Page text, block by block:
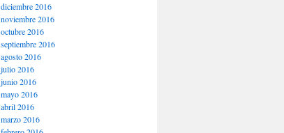
diciembre 2016
noviembre 2016
octubre 2016
septiembre 2016
agosto 2016
julio 2016
junio 2016
mayo 2016
abril 2016
marzo 2016